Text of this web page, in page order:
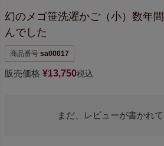
幻のメゴ笹洗濯かご（小） 数年
んでした
商品番号 sa00017
販売価格 ¥13,750税込
まだ、レビューが書かれて